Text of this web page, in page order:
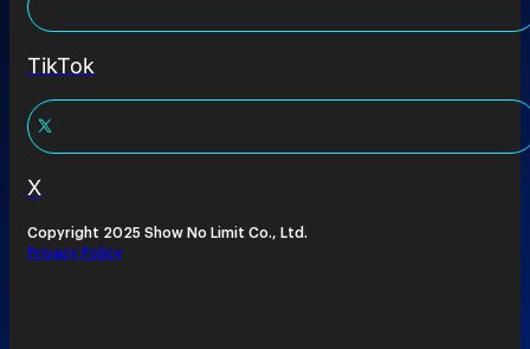
TikTok
X
Copyright 2025 Show No Limit Co., Ltd.
Privacy Policy